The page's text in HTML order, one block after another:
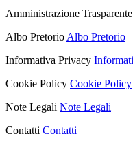
Amministrazione Trasparente
Albo Pretorio Albo Pretorio
Informativa Privacy
Cookie Policy Cookie Policy
Note Legali Note Legali
Contatti Contatti